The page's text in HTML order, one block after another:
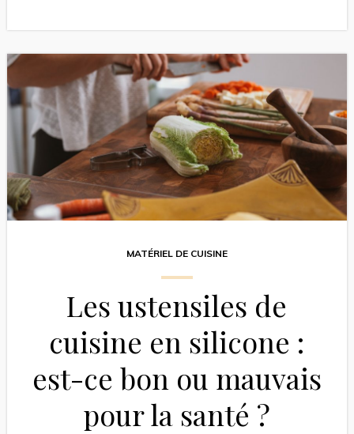
MATÉRIEL DE CUISINE
Les ustensiles de
cuisine en silicone :
est-ce bon ou mauvais
pour la santé ?